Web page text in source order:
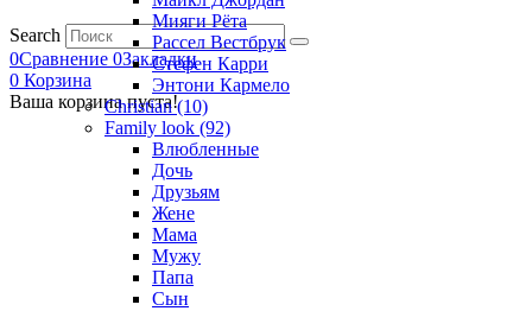
Search
0Сравнение 0Закладки
0 Корзина
Ваша корзина пуста!
Мияги Рёта
Рассел Вестбрук
Стефен Карри
Энтони Кармело
Christian (10)
Family look (92)
Влюбленные
Дочь
Друзьям
Жене
Мама
Мужу
Папа
Сын